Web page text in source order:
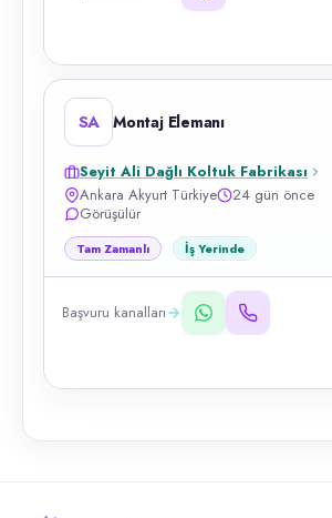
SA Montaj Elemanı
Seyit Ali Dağlı Koltuk Fabrikası
Ankara Akyurt Türkiye
24 gün önce
Görüşülür
Tam Zamanlı İş Yerinde
Başvuru kanalları